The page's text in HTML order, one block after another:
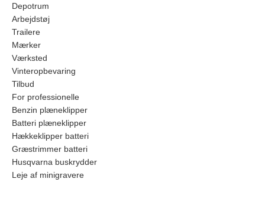
Depotrum
Arbejdstøj
Trailere
Mærker
Værksted
Vinteropbevaring
Tilbud
For professionelle
Benzin plæneklipper
Batteri plæneklipper
Hækkeklipper batteri
Græstrimmer batteri
Husqvarna buskrydder
Leje af minigravere